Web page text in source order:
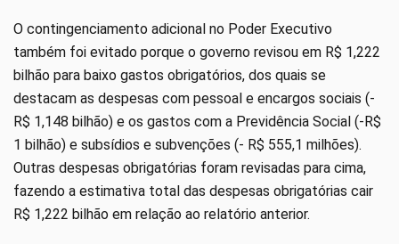
O contingenciamento adicional no Poder Executivo
também foi evitado porque o governo revisou em R$ 1,222
bilhão para baixo gastos obrigatórios, dos quais se
destacam as despesas com pessoal e encargos sociais (-
R$ 1,148 bilhão) e os gastos com a Previdência Social (-R$
1 bilhão) e subsídios e subvenções (- R$ 555,1 milhões).
Outras despesas obrigatórias foram revisadas para cima,
fazendo a estimativa total das despesas obrigatórias cair
R$ 1,222 bilhão em relação ao relatório anterior.